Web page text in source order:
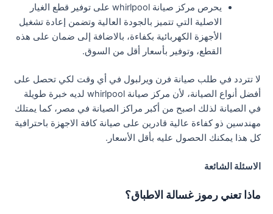
يحرص مركز صيانة whirlpool على توفير قطع الغيار
الاصلية التي تتميز بالجودة العالية وتضمن إعادة تشغيل
الأجهزة الكهربائية بكفاءة، بالاضافة إلى ضمان على هذه
القطع، وتوفير بأسعار أقل من السوق.
لا تتردد في طلب صيانة فرن ويرلبول في أي وقت لكي تحصل على
أفضل أنواع الصيانة، لأن مركز صيانة whirlpool لديه خبرة طويلة
في الصيانة لذلك اصبح من أكبر مراكز الصيانة في مصر، كما يمتلك
مهندسين ذو كفاءة عالية قادرين على صيانة كافة الاجهزة باحترافية
كل هذا يمكنك الحصول عليه بأقل الأسعار.
الاسئلة الشائعة
ماذا تعني رموز غسالة الاطباق؟